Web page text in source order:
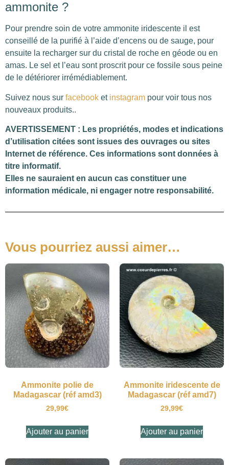
ammonite ?
Pour prendre soin de votre ammonite iridescente il est
conseillé de la purifié à l’aide d’encens ou de sauge, pour
ensuite la recharger sur du cristal de roche en géode ou en
amas. Le sel et l’eau sont proscrit pour ce fossile sous peine
de le détériorer irrémédiablement.
Suivez nous sur facebook et instagram pour voir tous nos
nouveaux produits..
AVERTISSEMENT : Les propriétés, modes et indications
d’utilisation citées sont issues des ouvrages ou sites
Internet de référence. Ces informations sont données à
titre informatif.
Elles ne sauraient en aucun cas constituer une
information médicale, ni engager notre responsabilité.
Vous pourriez aussi aimer…
Ammonite polie de
Madagascar (réf amd3)
29,99€
Ajouter au panier
Ammonite iridescente de
Madagascar (réf amd7)
29,99€
Ajouter au panier